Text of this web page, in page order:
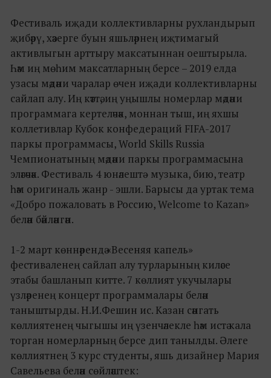
Фестиваль иҗади коллективларны рухландырып
җибәрү, хәзерге буын яшьләрнең иҗтимагый
активлыгын арттыру максатыннан оештырыла.
Һәм иң мөһим максатларның берсе – 2019 елда
узасы мәдәни чаралар өчен иҗади коллективларны
сайлап алу. Иң кәттә, иң уңышлы номерлар мәдәни
программага кертеләчәк, моннан тыш, иң яхшы
коллетивлар Кубок конфедераций FIFA-2017
паркы программасы, World Skills Russia
Чемпионатының мәдәни паркы программасына
эләгәчәк. Фестиваль 4 юнәлештә - музыка, бию, театр
һәм оригиналь жанр - эшли. Барысы да уртак тема
«Добро пожаловать в Россию, Welcome to Kazan»
белән бәйләнгән.
1-2 март көннәрендә «Весеняя капель»
фестиваленең сайлап алу турларының киләсе
этабы башланып китте. 7 көллият укучылары
үзләренең концерт программалары белән
таныштырды. Н.И.Фешин ис. Казан сәнгать
көллиятенең чыгышы иң үзенчәлекле һәм истә кала
торган номерларның берсе дип танылды. Әлеге
көллиятнең 3 курс студенты, яшь дизайнер Мария
Савельева белән сөйләштек: